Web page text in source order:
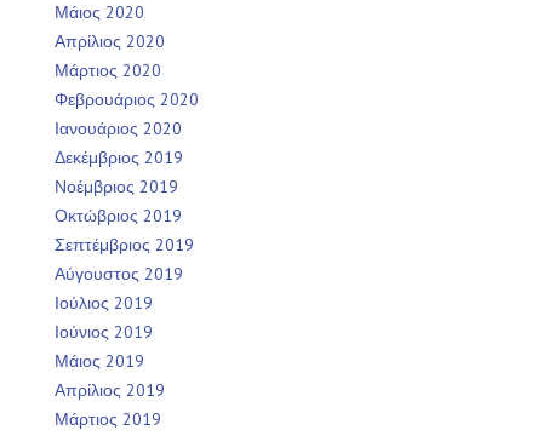
Μάιος 2020
Απρίλιος 2020
Μάρτιος 2020
Φεβρουάριος 2020
Ιανουάριος 2020
Δεκέμβριος 2019
Νοέμβριος 2019
Οκτώβριος 2019
Σεπτέμβριος 2019
Αύγουστος 2019
Ιούλιος 2019
Ιούνιος 2019
Μάιος 2019
Απρίλιος 2019
Μάρτιος 2019